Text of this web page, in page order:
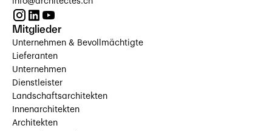
Mitglieder
Unternehmen & Bevollmächtigte
Lieferanten
Unternehmen
Dienstleister
Landschaftsarchitekten
Innenarchitekten
Architekten